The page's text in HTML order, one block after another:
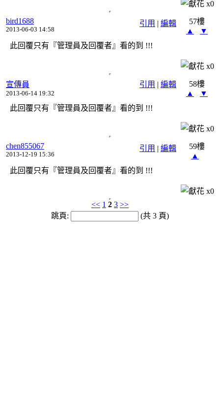
x0
引用 | 編輯
bird1688
2013-06-03 14:58
57樓
▲
▼
此回覆只有『管理員及回覆者』看的到 !!!
x0
引用 | 編輯
宣傳員
2013-06-14 19:32
58樓
▲
▼
此回覆只有『管理員及回覆者』看的到 !!!
x0
引用 | 編輯
chen855067
2013-12-19 15:36
59樓
▲
此回覆只有『管理員及回覆者』看的到 !!!
x0
<< 1 2 3 >>
跳頁:
(共 3 頁)